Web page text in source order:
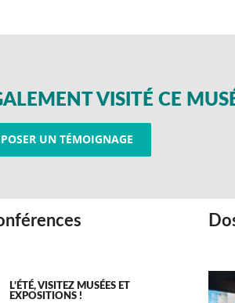
VISITÉ CE
UN TÉMOIGNAGE
L’ÉTÉ, VISITEZ MUSÉES ET
EXPOSITIONS !